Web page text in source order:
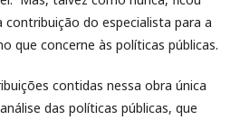
do especialista para a
que concerne às políticas públicas.
contidas nessa obra única
das políticas públicas, que